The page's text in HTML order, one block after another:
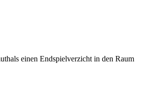
einen Endspielverzicht in den Raum